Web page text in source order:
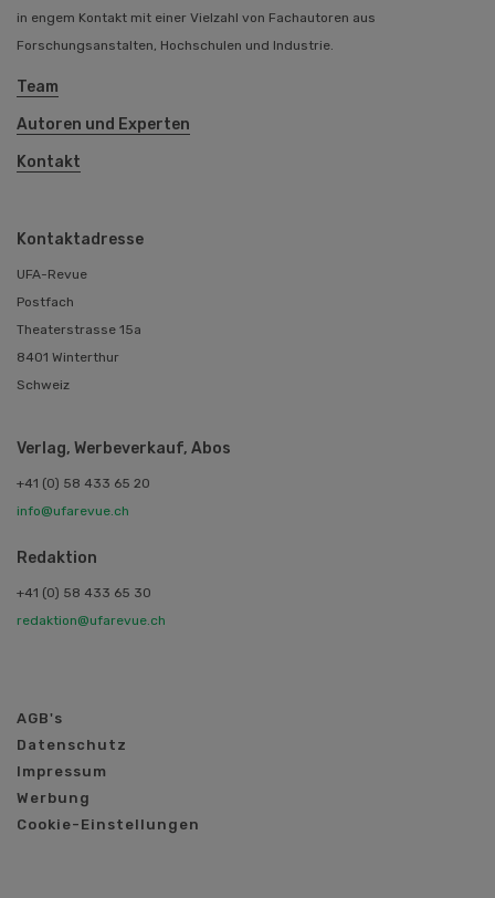
in engem Kontakt mit einer Vielzahl von Fachautoren aus
Forschungsanstalten, Hochschulen und Industrie.
Team
Autoren und Experten
Kontakt
Kontaktadresse
UFA-Revue
Postfach
Theaterstrasse 15a
8401 Winterthur
Schweiz
Verlag, Werbeverkauf, Abos
+41 (0) 58 433 65 20
info@ufarevue.ch
Redaktion
+41 (0) 58 433 65 30
redaktion@ufarevue.ch
AGB's
Datenschutz
Impressum
Werbung
Cookie-Einstellungen